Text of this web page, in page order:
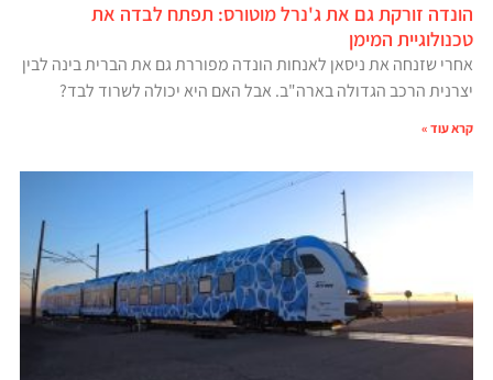
הונדה זורקת גם את ג'נרל מוטורס: תפתח לבדה את
טכנולוגיית המימן
אחרי שזנחה את ניסאן לאנחות הונדה מפוררת גם את הברית בינה לבין
יצרנית הרכב הגדולה בארה"ב. אבל האם היא יכולה לשרוד לבד?
קרא עוד »